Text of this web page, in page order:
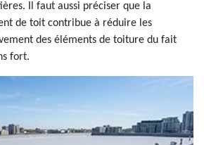
Il faut aussi préciser que la
de toit contribue à réduire les
des éléments de toiture du fait
fort.